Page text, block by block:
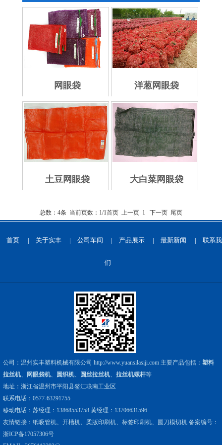
网眼袋 洋葱网眼袋
土豆网眼袋
Learn More
大白菜网眼袋
Learn More
总数：4条 当前页数： 1/1首页上一页 1 下一页 尾页
首页 | 关于实丰 | 公司车间 | 产品展示 | 最新新闻 | 联系我
们
公司：温州实丰塑料机械有限公司 http://www.yuansilasiji.com主要产品包括： 塑料
拉丝机、 网眼袋机、 圆织机、 圆丝拉丝机、 拉丝机螺杆等
地址：浙江省温州市平阳县鳌江联南工业区
联系电话：0577-63291755
移动电话：苏经理：13868553758 黄经理：13706631596
友情链接： 纸吸管机、 开槽机、 柔版印刷机、 标签印刷机、 圆刀模切机备案编号：
浙ICP备17057306号